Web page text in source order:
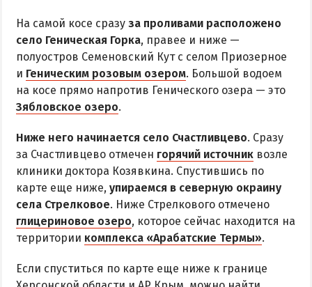
ЛЕЧЕНИЕ И БАЛЬНЕОЛОГИЯ
Глицериновое Озеро
Зябловское Озеро
Радоновое Озеро
Сиваш
Соленое озеро в Счастливцево
ДОСТОПРИМЕЧАТЕЛЬНОСТИ
Генический маяк
ПИТАНИЕ
На самой косе сразу за проливами расположено
село Геническая Горка, правее и ниже —
полуостров Семеновский Кут с селом Приозерное
и Геническим розовым озером. Большой водоем
на косе прямо напротив Генического озера — это
Зябловское озеро.
Ниже него начинается село Счастливцево. Сразу
за Счастливцево отмечен горячий источник возле
клиники доктора Козявкина. Спустившись по
карте еще ниже, упираемся в северную окраину
села Стрелковое. Ниже Стрелкового отмечено
глицериновое озеро, которое сейчас находится на
территории комплекса «Арабатские Термы».
Если спуститься по карте еще ниже к границе